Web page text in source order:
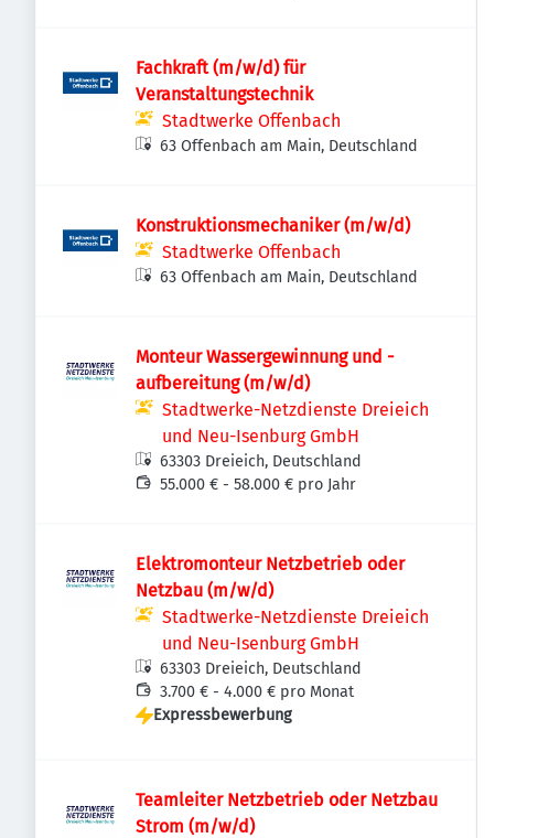
Fachkraft (m/w/d) für
Veranstaltungstechnik
Stadtwerke Offenbach
63 Offenbach am Main, Deutschland
Konstruktionsmechaniker (m/w/d)
Stadtwerke Offenbach
63 Offenbach am Main, Deutschland
Monteur Wassergewinnung und -
aufbereitung (m/w/d)
Stadtwerke-Netzdienste Dreieich
und Neu-Isenburg GmbH
63303 Dreieich, Deutschland
55.000 € - 58.000 € pro Jahr
Elektromonteur Netzbetrieb oder
Netzbau (m/w/d)
Stadtwerke-Netzdienste Dreieich
und Neu-Isenburg GmbH
63303 Dreieich, Deutschland
3.700 € - 4.000 € pro Monat
Expressbewerbung
Teamleiter Netzbetrieb oder Netzbau
Strom (m/w/d)